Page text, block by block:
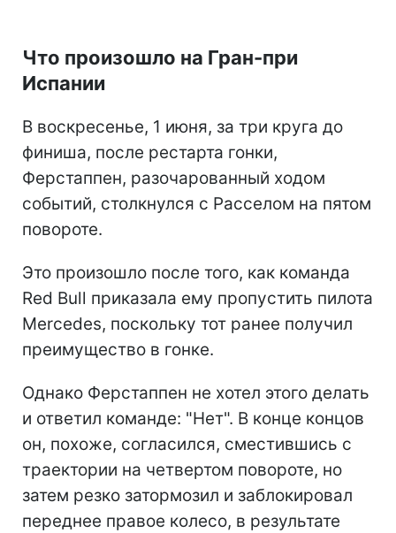
Что произошло на Гран-при
Испании
В воскресенье, 1 июня, за три круга до
финиша, после рестарта гонки,
Ферстаппен, разочарованный ходом
событий, столкнулся с Расселом на пятом
повороте.
Это произошло после того, как команда
Red Bull приказала ему пропустить пилота
Mercedes, поскольку тот ранее получил
преимущество в гонке.
Однако Ферстаппен не хотел этого делать
и ответил команде: "Нет". В конце концов
он, похоже, согласился, сместившись с
траектории на четвертом повороте, но
затем резко затормозил и заблокировал
переднее правое колесо, в результате